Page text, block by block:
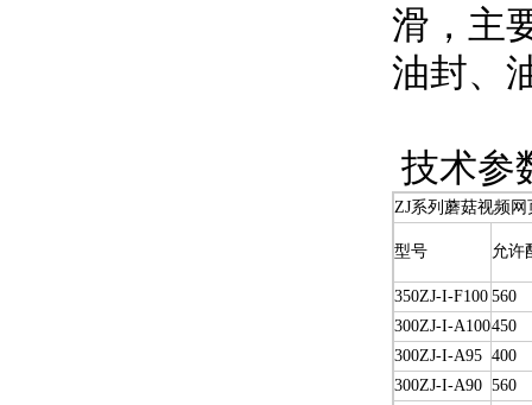
滑，主
油封
技术参
ZJ系列蘑菇视频
型号 允许
350ZJ-I-F100 560
300ZJ-I-A100450
300ZJ-I-A95 400
300ZJ-I-A90 560